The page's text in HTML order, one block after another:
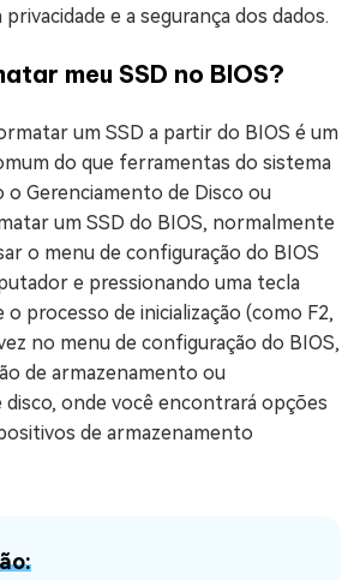
e a segurança dos dados.
meu SSD no BIOS?
um SSD a partir do BIOS é um
do que ferramentas do sistema
o Gerenciamento de Disco ou
um SSD do BIOS, normalmente
o menu de configuração do BIOS
e pressionando uma tecla
processo de inicialização (como F2,
no menu de configuração do BIOS,
de armazenamento ou
onde você encontrará opções
de armazenamento